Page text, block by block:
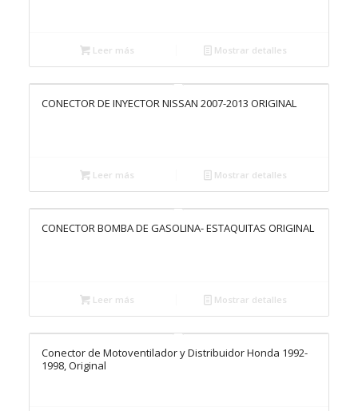
Leer más Mostrar detalles
CONECTOR DE INYECTOR NISSAN 2007-2013 ORIGINAL
Leer más Mostrar detalles
CONECTOR BOMBA DE GASOLINA- ESTAQUITAS ORIGINAL
Leer más Mostrar detalles
Conector de Motoventilador y Distribuidor Honda 1992-
1998, Original